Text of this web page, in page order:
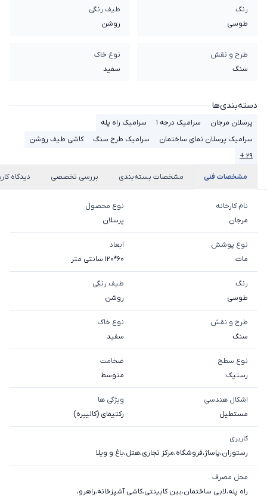
رنگ
طوسی
طیف رنگی
روشن
طرح و نقش
سنگ
نوع خاک
سفيد
دسته‌بندی‌ها
پرسلان مرجان سرامیک درجه 1
سرامیک راه پله
سرامیک پرسلان نمای ساختمان
سرامیک طرح سنگ
کاشی طیف روشن
۲۹ +
مشخصات فنی مشخصات بسته‌بندی بررسی تخصصی دیدگاه
نام کارخانه
مرجان
نوع محصول
پرسلان
نوع پوشش
مات
ابعاد
60*120 سانتی متر
رنگ
طوسی
طیف رنگی
روشن
طرح و نقش
سنگ
نوع خاک
سفيد
نوع سطح
رستیک
ضخامت
متوسط
اشکال هندسی
مستطیل
ویژگی ها
رکتیفای (کالیبره)
کاربری
رستوران،پاساژ،فروشگاه،مرکز تجاری،هتل،باغ و ویلا
محل مصرف
راه پله،لابی ساختمان،بین کابینتی،کاشی آشپزخانه،راهرو،